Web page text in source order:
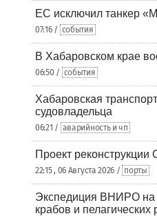
ЕС исключил танкер
07:16 / события
В Хабаровском крае
06:50 / события
Хабаровская
судовладельца
06:21 / аварийность и чп
Проект реконструкции
22:15 , 06 Августа 2026 / порты
Экспедиция ВНИРО на
крабов и пелагических